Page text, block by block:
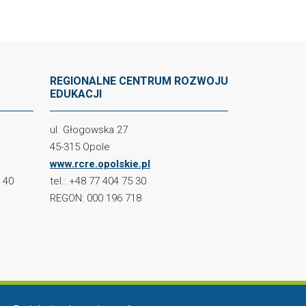
40
REGIONALNE CENTRUM ROZWOJU
EDUKACJI
ul. Głogowska 27
45-315 Opole
www.rcre.opolskie.pl
tel.: +48 77 404 75 30
REGON: 000 196 718